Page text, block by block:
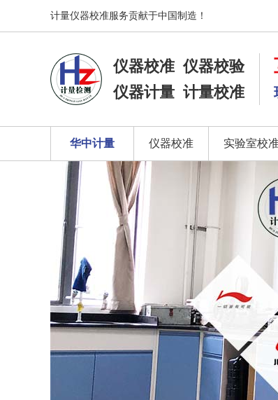
计量仪器校准服务贡献于中国制造！
仪器校准 仪器校验
仪器计量 计量校准
华中计量 仪器校准 实验室校